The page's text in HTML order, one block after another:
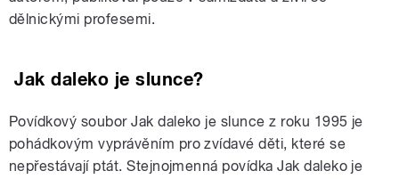
dělnickými profesemi.
Jak daleko je slunce?
Povídkový soubor Jak daleko je slunce z roku 1995 je
pohádkovým vyprávěním pro zvídavé děti, které se
nepřestávají ptát. Stejnojmenná povídka Jak daleko je